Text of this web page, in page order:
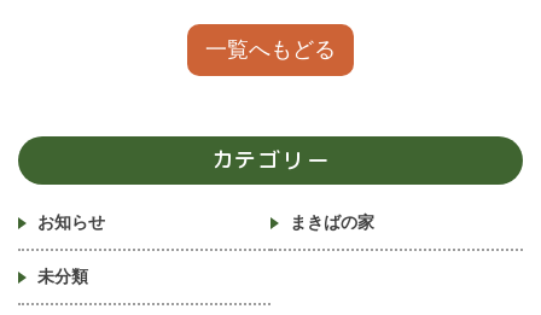
一覧へもどる
カテゴリー
お知らせ まきばの家
未分類